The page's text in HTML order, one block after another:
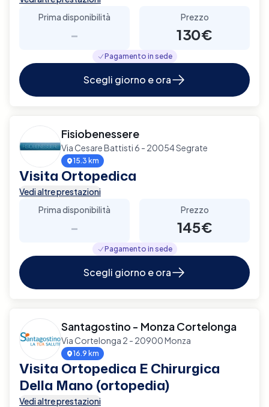
Prima disponibilità
-
Prezzo
130€
Pagamento in sede
Scegli giorno e ora
Fisiobenessere
Via Cesare Battisti 6 - 20054 Segrate
15.3 km
Visita Ortopedica
Vedi altre prestazioni
Prima disponibilità
-
Prezzo
145€
Pagamento in sede
Scegli giorno e ora
Santagostino - Monza Cortelonga
Via Cortelonga 2 - 20900 Monza
16.9 km
Visita Ortopedica E Chirurgica
Della Mano (ortopedia)
Vedi altre prestazioni